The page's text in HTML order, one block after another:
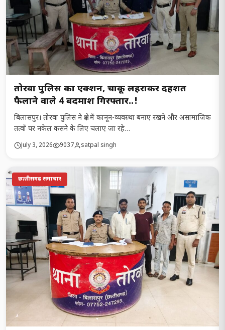
तोरवा पुलिस का एक्शन, चाकू लहराकर दहशत
फैलाने वाले 4 बदमाश गिरफ्तार..!
बिलासपुर। तोरवा पुलिस ने क्षेत्र में कानून-व्यवस्था बनाए रखने और असामाजिक
तत्वों पर नकेल कसने के लिए चलाए जा रहे…
July 3, 2026 9037 satpal singh
छत्‍तीसगढ समाचार